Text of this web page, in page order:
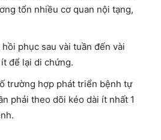
tổn nhiều cơ quan nội tạng,
phục sau vài tuần đến vài
để lại di chứng.
trường hợp phát triển bệnh tự
phải theo dõi kéo dài ít nhất 1